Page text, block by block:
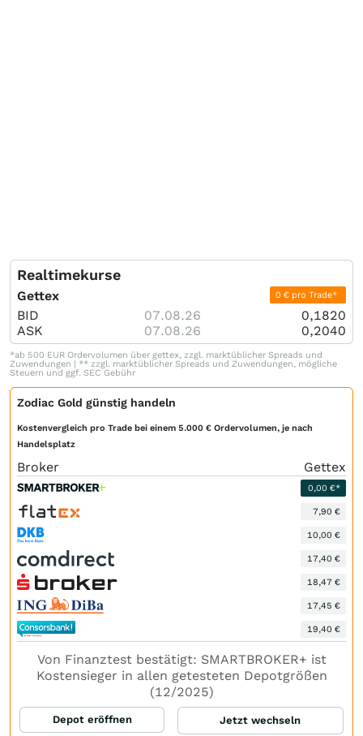
Realtimekurse
Gettex 0 € pro Trade*
BID 07.08.26
0,1820
ASK
07.08.26 0,2040
*ab 500 EUR Ordervolumen über gettex, zzgl. marktüblicher Spreads und
Zuwendungen | ** zzgl. marktüblicher Spreads und Zuwendungen, mögliche
Steuern und ggf. SEC Gebühr
Zodiac Gold günstig handeln
Kostenvergleich pro Trade bei einem 5.000 € Ordervolumen, je nach
Handelsplatz
Broker Gettex
0,00 €*
7,90 €
10,00 €
17,40 €
18,47 €
17,45 €
19,40 €
Von Finanztest bestätigt: SMARTBROKER+ ist
Kostensieger in allen getesteten Depotgrößen
(12/2025)
Depot eröffnen Jetzt wechseln